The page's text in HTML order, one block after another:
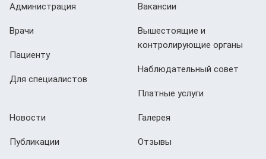
Администрация
Врачи
Пациенту
Для специалистов
Вакансии
Вышестоящие и
контролирующие органы
Наблюдательный совет
Платные услуги
Новости
Публикации
Галерея
Отзывы